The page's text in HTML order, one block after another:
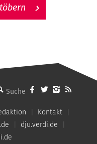
Kontakt
dju.verdi.de